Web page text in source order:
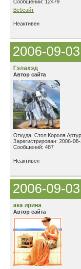
Сообщений: 12479
Вебсайт
Неактивен
2006-09-
Гэлахэд
Автор сайта
Откуда: Стол Короля
Зарегистрирован: 2006-08-
Сообщений: 487
Неактивен
2006-09-
ака ирина
Автор сайта